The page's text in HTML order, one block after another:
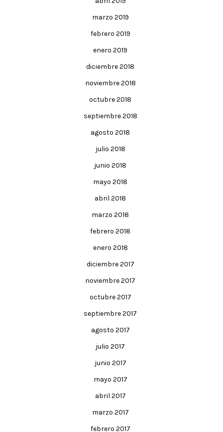
marzo 2019
febrero 2019
enero 2019
diciembre 2018
noviembre 2018
octubre 2018
septiembre 2018
agosto 2018
julio 2018
junio 2018
mayo 2018
abril 2018
marzo 2018
febrero 2018
enero 2018
diciembre 2017
noviembre 2017
octubre 2017
septiembre 2017
agosto 2017
julio 2017
junio 2017
mayo 2017
abril 2017
marzo 2017
febrero 2017